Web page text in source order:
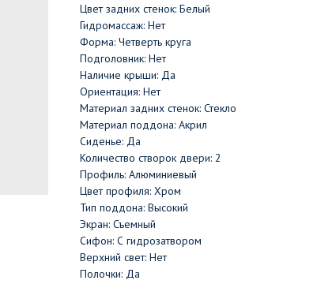
Цвет задних стенок: Белый
Гидромассаж: Нет
Форма: Четверть круга
Подголовник: Нет
Наличие крыши: Да
Ориентация: Нет
Материал задних стенок: Стекло
Материал поддона: Акрил
Сиденье: Да
Количество створок двери: 2
Профиль: Алюминиевый
Цвет профиля: Хром
Тип поддона: Высокий
Экран: Съемный
Сифон: С гидрозатвором
Верхний свет: Нет
Полочки: Да